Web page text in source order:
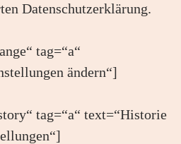
Datenschutzerklärung.
tag=“a“
ändern“]
tag=“a“ text=“Historie